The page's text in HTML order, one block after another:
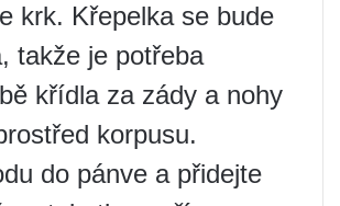
krk. Křepelka se bude
takže je potřeba
křídla za zády a nohy
korpusu.
do pánve a přidejte